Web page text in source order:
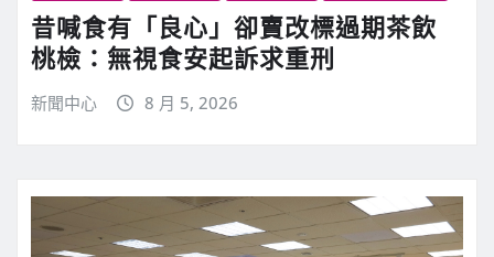
昔喊食有「良心」卻賣改標過期茶飲
桃檢：無視食安起訴求重刑
新聞中心 8 月 5, 2026